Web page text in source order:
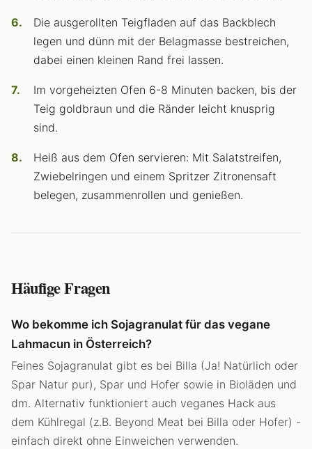
Die ausgerollten Teigfladen auf das Backblech
legen und dünn mit der Belagmasse bestreichen,
dabei einen kleinen Rand frei lassen.
Im vorgeheizten Ofen 6-8 Minuten backen, bis der
Teig goldbraun und die Ränder leicht knusprig
sind.
Heiß aus dem Ofen servieren: Mit Salatstreifen,
Zwiebelringen und einem Spritzer Zitronensaft
belegen, zusammenrollen und genießen.
Häufige Fragen
Wo bekomme ich Sojagranulat für das vegane
Lahmacun in Österreich?
Feines Sojagranulat gibt es bei Billa (Ja! Natürlich oder
Spar Natur pur), Spar und Hofer sowie in Bioläden und
dm. Alternativ funktioniert auch veganes Hack aus
dem Kühlregal (z.B. Beyond Meat bei Billa oder Hofer) -
einfach direkt ohne Einweichen verwenden.